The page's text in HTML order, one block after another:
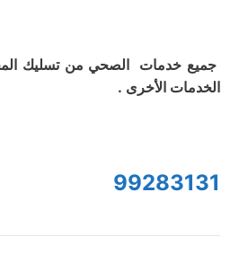
جميع خدمات الصحي من تسليك
الخدمات الأخرى .
99283131